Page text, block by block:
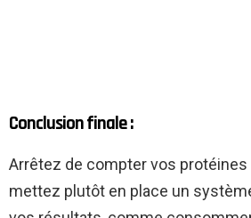
Conclusion finale :
Arrêtez de compter vos
mettez plutôt en place un